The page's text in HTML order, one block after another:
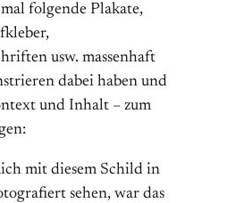
mal folgende Plakate,
usw. massenhaft
dabei haben und
und Inhalt – zum
mit diesem Schild in
sehen, war das